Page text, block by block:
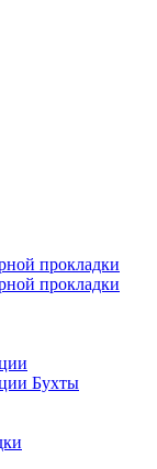
прокладки
прокладки
Бухты